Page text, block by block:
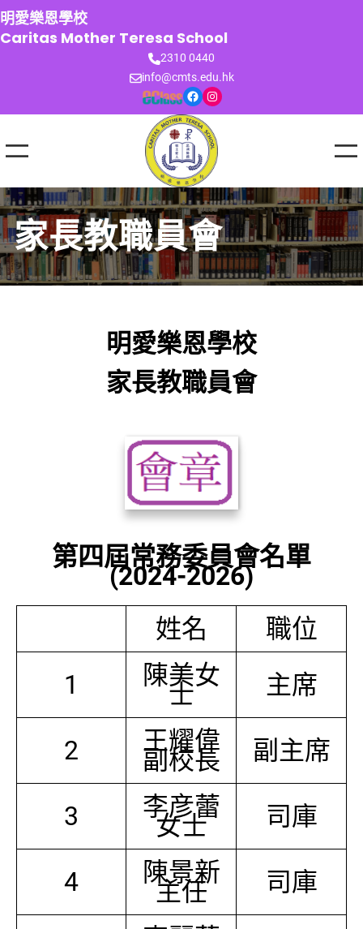
跳
至
主
明愛樂恩學校
Caritas Mother Teresa School
2310 0440
info@cmts.edu.hk
Facebook Instagram
家長教職員會
明愛樂恩學校
家長教職員會
第四屆常務委員會名單
(2024-2026)
姓名
職位
1
陳美女
士 主席
2 王耀偉
副校長 副主席
3 李彦蕾
女士 司庫
4 陳景新
主任 司庫